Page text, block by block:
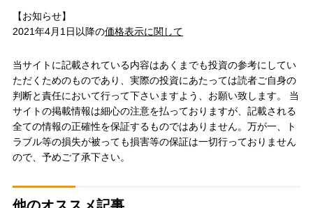
【お知らせ】
2021年4月1日以降の価格表示に関して
当サイトに記載されている内容はあくまでも投資の参考にしてい
ただくためのものであり、実際の投資にあたっては読者ご自身の
判断と責任において行って下さいますよう、お願い致します。 当
サイトの掲載情報は細心の注意を払っておりますが、記載される
全ての情報の正確性を保証するものではありません。万が一、ト
ラブル等の損失が被っても損害等の保証は一切行っておりません
ので、予めご了承下さい。